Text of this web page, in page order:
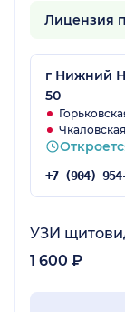
Лицензия
г Нижний
50
УЗИ
1 600 ₽